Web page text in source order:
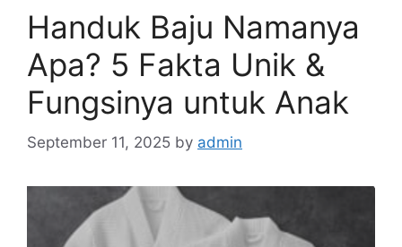
Handuk Baju Namanya
Apa? 5 Fakta Unik &
Fungsinya untuk Anak
September 11, 2025 by admin